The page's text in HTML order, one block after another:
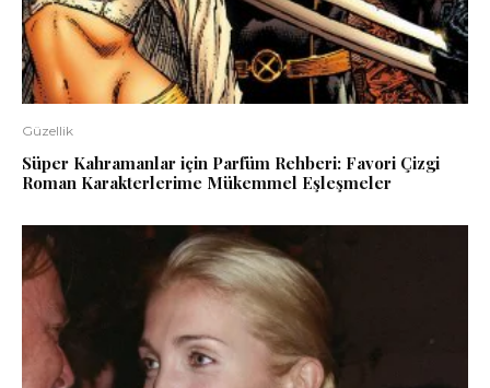
Güzellik
Süper Kahramanlar için Parfüm Rehberi: Favori Çizgi
Roman Karakterlerime Mükemmel Eşleşmeler